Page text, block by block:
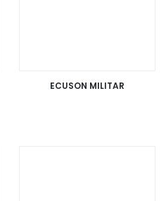
ECUSON MILITAR